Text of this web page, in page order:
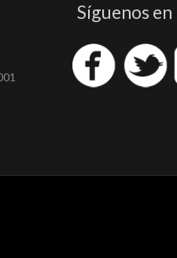
Síguenos en